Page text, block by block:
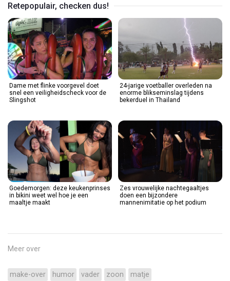
Retepopulair, checken dus!
Dame met flinke voorgevel doet
snel een veiligheidscheck voor de
Slingshot
24-jarige voetballer overleden na
enorme blikseminslag tijdens
bekerduel in Thailand
Goedemorgen: deze keukenprinses
in bikini weet wel hoe je een
maaltje maakt
Zes vrouwelijke nachtegaaltjes
doen een bijzondere
mannenimitatie op het podium
Meer over
make-over humor vader zoon matje